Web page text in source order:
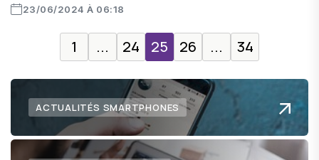
23/06/2024 À 06:18
1 ... 24 25 26 ... 34
ACTUALITÉS SMARTPHONES